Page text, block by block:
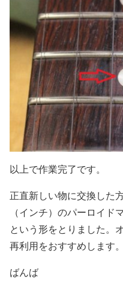
以上で作業完了です。
正直新しい物に交換した
（インチ）のパーロイド
という形をとりました。
再利用をおすすめします。
ばんば